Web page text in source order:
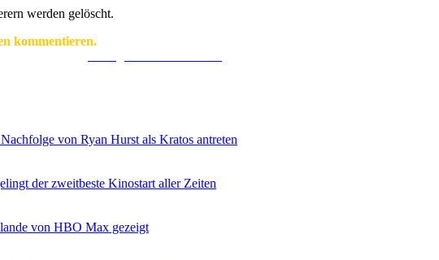
werden gelöscht.
kommentieren.
von Ryan Hurst als Kratos antreten
der zweitbeste Kinostart aller Zeiten
von HBO Max gezeigt